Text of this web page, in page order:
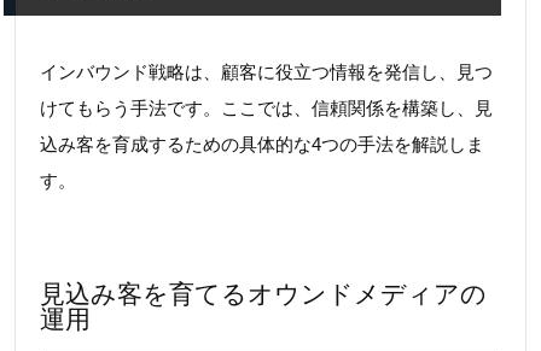
インバウンド戦略は、顧客に役立つ情報を発信し、見つ
けてもらう手法です。ここでは、信頼関係を構築し、見
込み客を育成するための具体的な4つの手法を解説しま
す。
見込み客を育てるオウンドメディアの
運用